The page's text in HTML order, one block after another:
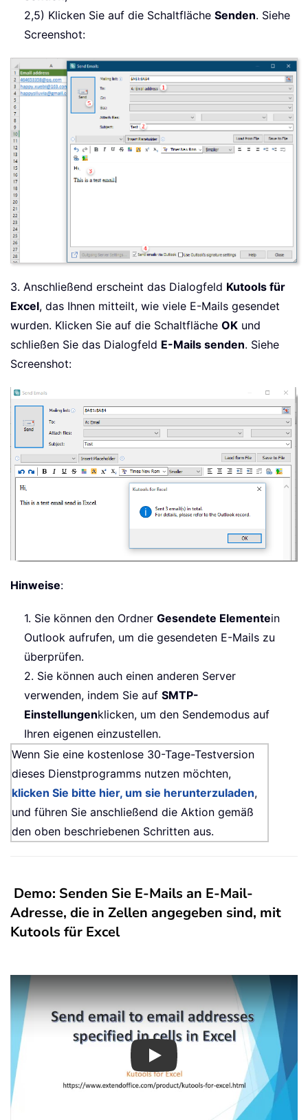
2,5) Klicken Sie auf die Schaltfläche Senden. Siehe
Screenshot:
3. Anschließend erscheint das Dialogfeld Kutools für
Excel, das Ihnen mitteilt, wie viele E-Mails gesendet
wurden. Klicken Sie auf die Schaltfläche OK und
schließen Sie das Dialogfeld E-Mails senden. Siehe
Screenshot:
Hinweise:
1. Sie können den Ordner Gesendete Elementein
Outlook aufrufen, um die gesendeten E-Mails zu
überprüfen.
2. Sie können auch einen anderen Server
verwenden, indem Sie auf SMTP-
Einstellungenklicken, um den Sendemodus auf
Ihren eigenen einzustellen.
Wenn Sie eine kostenlose 30-Tage-Testversion
dieses Dienstprogramms nutzen möchten,
klicken Sie bitte hier, um sie herunterzuladen,
und führen Sie anschließend die Aktion gemäß
den oben beschriebenen Schritten aus.
Demo: Senden Sie E-Mails an E-Mail-
Adresse, die in Zellen angegeben sind, mit
Kutools für Excel
Play